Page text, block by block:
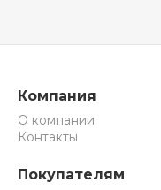
Компания
О компании
Контакты
Покупателям